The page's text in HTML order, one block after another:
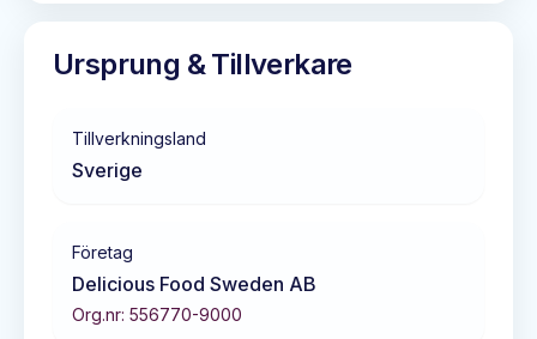
Ursprung & Tillverkare
Tillverkningsland
Sverige
Företag
Delicious Food Sweden AB
Org.nr: 556770-9000